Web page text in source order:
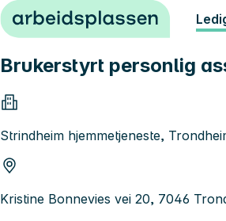
Hopp til innhold
Brukerstyrt personlig
Strindheim hjemmetjeneste,
Kristine Bonnevies vei 20, 7046